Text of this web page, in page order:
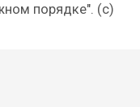
порядке". (с)